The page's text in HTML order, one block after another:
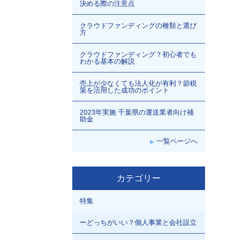
決める際の注意点
クラウドファンディングの種類と選び
方
クラウドファンディング？初心者でも
わかる基本の解説
売上が少なくても法人化が有利？節税
策を活用した成功のポイント
2023年実施 千葉県の運送業者向け補
助金
一覧ページへ
カテゴリー
特集
ーどっちがいい？個人事業と会社設立